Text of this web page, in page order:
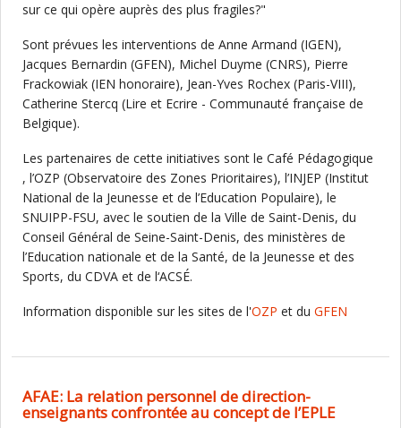
sur ce qui opère auprès des plus fragiles?"
Sont prévues les interventions de Anne Armand (IGEN),
Jacques Bernardin (GFEN), Michel Duyme (CNRS), Pierre
Frackowiak (IEN honoraire), Jean-Yves Rochex (Paris-VIII),
Catherine Stercq (Lire et Ecrire - Communauté française de
Belgique).
Les partenaires de cette initiatives sont le Café Pédagogique
, l’OZP (Observatoire des Zones Prioritaires), l’INJEP (Institut
National de la Jeunesse et de l’Education Populaire), le
SNUIPP-FSU, avec le soutien de la Ville de Saint-Denis, du
Conseil Général de Seine-Saint-Denis, des ministères de
l’Education nationale et de la Santé, de la Jeunesse et des
Sports, du CDVA et de l‘ACSÉ.
Information disponible sur les sites de l'OZP et du GFEN
AFAE: La relation personnel de direction-
enseignants confrontée au concept de l’EPLE